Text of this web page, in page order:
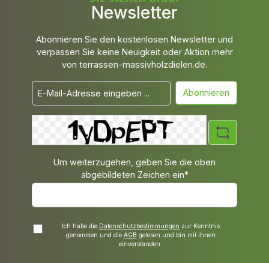
Newsletter
Abonnieren Sie den kostenlosen Newsletter und
verpassen Sie keine Neuigkeit oder Aktion mehr
von terrassen-massivholzdielen.de.
Abonnieren
Um weiterzugehen, geben Sie die oben
abgebildeten Zeichen ein*
Ich habe die Datenschutzbestimmungen zur Kenntnis
genommen und die AGB gelesen und bin mit ihnen
einverstanden.